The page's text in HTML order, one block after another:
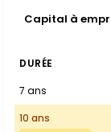
Capital à
DURÉE
7 ans
10 ans